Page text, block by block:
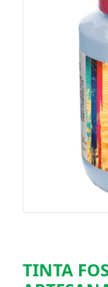
TINTA